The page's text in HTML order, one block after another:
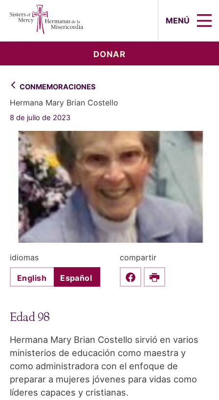
MENÚ
DONAR
CONMEMORACIONES
Hermana Mary Brian Costello
8 de julio de 2023
idiomas
English Español
compartir
Share this on Facebook
Print
Edad 98
Hermana Mary Brian Costello sirvió en varios
ministerios de educación como maestra y
como administradora con el enfoque de
preparar a mujeres jóvenes para vidas como
líderes capaces y cristianas.